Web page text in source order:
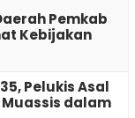
Pemkab
Kebijakan
Pelukis Asal
dalam